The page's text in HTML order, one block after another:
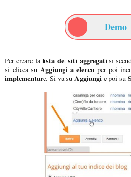
Demo
Per creare lalista dei siti aggregatisi
si clicca su Aggiungi a elenco per poi
implementare. Si va su Aggiungi e poi su